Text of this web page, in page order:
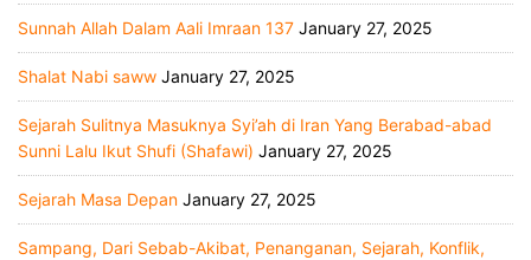
Sunnah Allah Dalam Aali Imraan 137 January 27, 2025
Shalat Nabi saww January 27, 2025
Sejarah Sulitnya Masuknya Syi’ah di Iran Yang Berabad-abad
Sunni Lalu Ikut Shufi (Shafawi) January 27, 2025
Sejarah Masa Depan January 27, 2025
Sampang, Dari Sebab-Akibat, Penanganan, Sejarah, Konflik,